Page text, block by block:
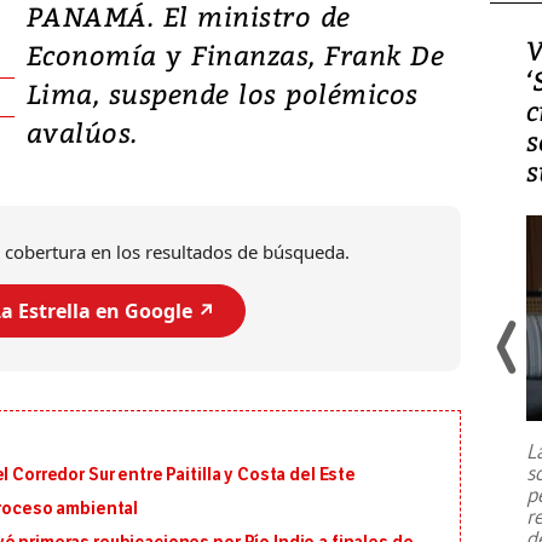
PANAMÁ. El ministro de
Economía y Finanzas, Frank De
Lima, suspende los polémicos
avalúos.
en los resultados de búsqueda.
Estrella en Google ↗️
Sur entre Paitilla y Costa del Este
ambiental
Video, Japón: Terremoto
deja heridos y graves
daños en Kumamoto
7,1 se registró este martes 28 de
emergencia de gran ...